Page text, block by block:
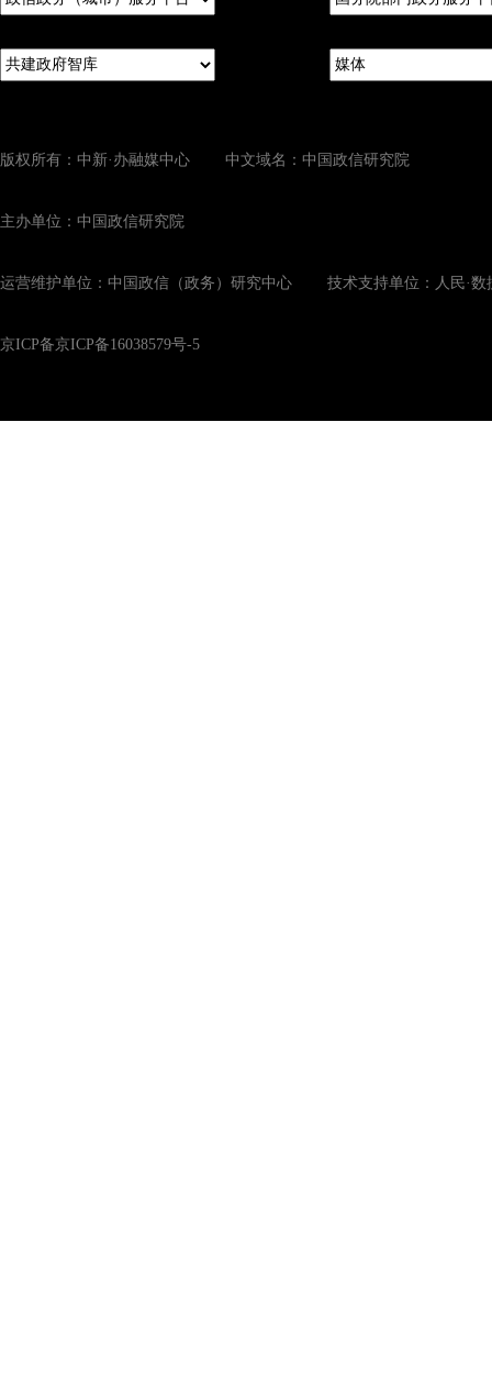
版权所有：中新·办融媒中心 中文域名：中国政信研究院
主办单位：中国政信研究院
运营维护单位：中国政信（政务）研究中心 技术支持单位：人民·数
京ICP备京ICP备16038579号-5